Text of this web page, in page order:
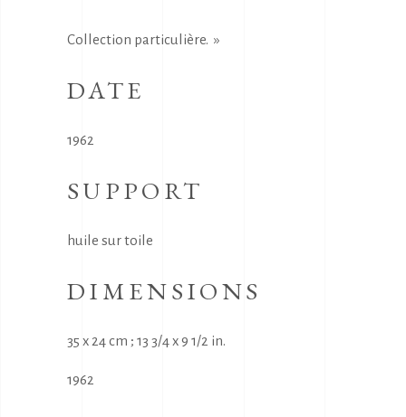
Collection particulière. »
DATE
1962
SUPPORT
huile sur toile
DIMENSIONS
35 x 24 cm ; 13 3/4 x 9 1/2 in.
1962